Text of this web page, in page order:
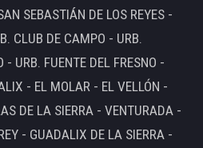
SEBASTIÁN DE LOS REYES -
CLUB DE CAMPO - URB.
URB. FUENTE DEL FRESNO -
- EL MOLAR - EL VELLÓN -
DE LA SIERRA - VENTURADA -
- GUADALIX DE LA SIERRA -